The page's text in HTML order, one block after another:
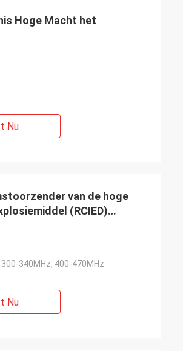
Hoge Macht het
Nu
van de hoge
(RCIED)
340MHz, 400-470MHz
Nu